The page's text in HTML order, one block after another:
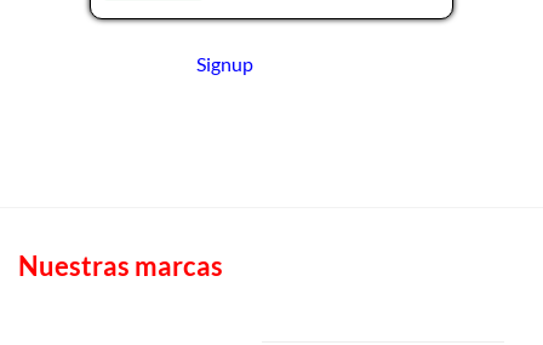
Signup
Nuestras marcas